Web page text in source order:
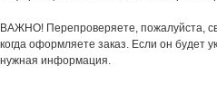
ВАЖНО! Перепроверяете, пожалуйста,
когда оформляете заказ. Если он будет
нужная информация.